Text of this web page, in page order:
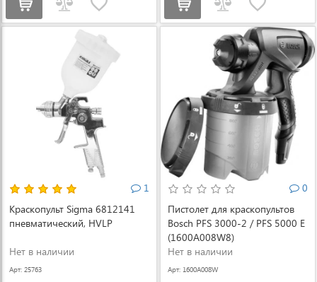
1
Краскопульт Sigma 6812141
пневматический, HVLP
Нет в наличии
Арт: 25763
0
Пистолет для краскопультов
Bosch PFS 3000-2 / PFS 5000 E
(1600A008W8)
Нет в наличии
Арт: 1600A008W